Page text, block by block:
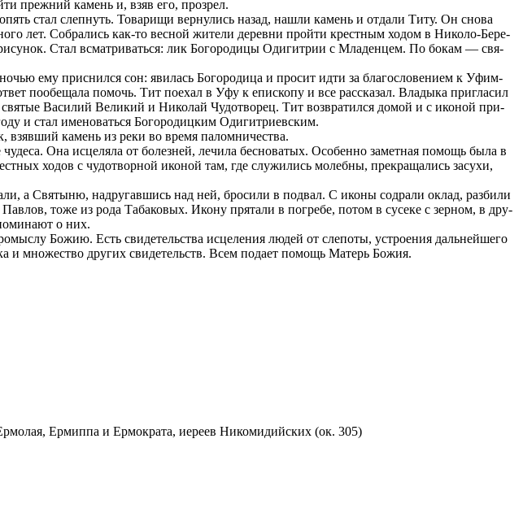
преж­ний ка­мень и, взяв его, про­зрел.
стал слеп­нуть. То­ва­ри­щи вер­ну­лись на­зад, на­шли ка­мень и от­да­ли Ти­ту. Он сно­ва
лет. Со­бра­лись как-то вес­ной жи­те­ли де­рев­ни прой­ти крест­ным хо­дом в Ни­ко­ло-Бе­ре­
Стал всмат­ри­вать­ся: лик Бо­го­ро­ди­цы Оди­гит­рии с Мла­ден­цем. По бо­кам — свя­
ему при­снил­ся сон: яви­лась Бо­го­ро­ди­ца и про­сит ид­ти за бла­го­сло­ве­ни­ем к Уфим­
по­обе­ща­ла по­мочь. Тит по­ехал в Уфу к епи­ско­пу и все рас­ска­зал. Вла­ды­ка при­гла­сил
Ва­си­лий Ве­ли­кий и Ни­ко­лай Чу­до­тво­рец. Тит воз­вра­тил­ся до­мой и с ико­ной при­
и стал име­но­вать­ся Бо­го­ро­диц­ким Оди­гит­ри­ев­ским.
взяв­ший ка­мень из ре­ки во вре­мя па­лом­ни­че­ства.
Она ис­це­ля­ла от бо­лез­ней, ле­чи­ла бес­но­ва­тых. Осо­бен­но за­мет­ная по­мощь бы­ла в
хо­дов с чу­до­твор­ной ико­ной там, где слу­жи­лись мо­леб­ны, пре­кра­ща­лись за­су­хи,
а Свя­ты­ню, над­ру­гав­шись над ней, бро­си­ли в под­вал. С ико­ны со­дра­ли оклад, раз­би­ли
то­же из ро­да Та­ба­ко­вых. Ико­ну пря­та­ли в по­гре­бе, по­том в су­се­ке с зер­ном, в дру­
о них.
Бо­жию. Есть сви­де­тель­ства ис­це­ле­ния лю­дей от сле­по­ты, устро­е­ния даль­ней­ше­го
и мно­же­ство дру­гих сви­де­тельств. Всем по­да­ет по­мощь Ма­терь Бо­жия.
Ермиппа и Ермократа, иереев Никомидийских (ок. 305)